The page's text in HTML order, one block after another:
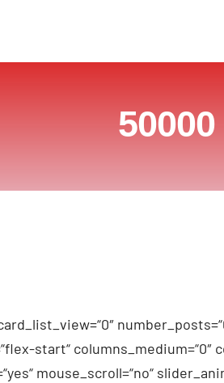
50000
start“ columns_medium=“0″
mouse_scroll=“no“